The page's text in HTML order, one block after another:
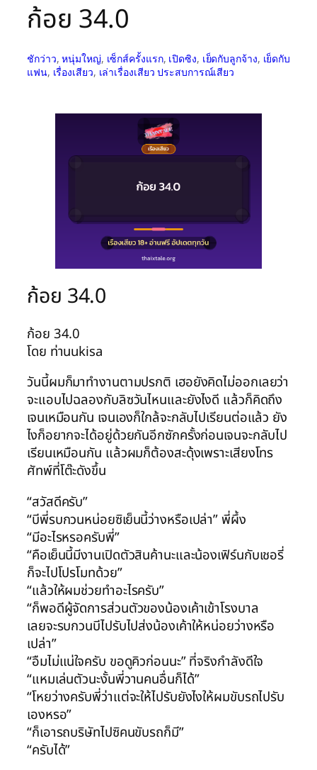
ก้อย 34.0
ชักว่าว, หนุ่มใหญ่, เซ็กส์ครั้งแรก, เปิดซิง, เย็ดกับลูกจ้าง, เย็ดกับ
แฟน, เรื่องเสียว, เล่าเรื่องเสียว ประสบการณ์เสียว
ก้อย 34.0
ก้อย 34.0
โดย ท่านukisa
วันนี้ผมก็มาทำงานตามปรกติ เฮอยังคิดไม่ออกเลยว่า
จะแอบไปฉลองกับลิซวันไหนและยังไงดี แล้วก็คิดถึง
เจนเหมือนกัน เจนเองก็ใกล้จะกลับไปเรียนต่อแล้ว ยัง
ไงก็อยากจะได้อยู่ด้วยกันอีกซักครั้งก่อนเจนจะกลับไป
เรียนเหมือนกัน แล้วผมก็ต้องสะดุ้งเพราะเสียงโทร
ศัทพ์ที่โต๊ะดังขึ้น
“สวัสดีครับ”
“บีพี่รบกวนหน่อยซิเย็นนี้ว่างหรือเปล่า” พี่ผึ้ง
“มีอะไรหรอครับพี่”
“คือเย็นนี้มีงานเปิดตัวสินค้านะและน้องเฟิร์นกับเชอรี่
ก็จะไปโปรโมทด้วย”
“แล้วให้ผมช่วยทำอะไรครับ”
“ก็พอดีผู้จัดการส่วนตัวของน้องเค้าเข้าโรงบาล
เลยจะรบกวนบีไปรับไปส่งน้องเค้าให้หน่อยว่างหรือ
เปล่า”
“อืมไม่แน่ใจครับ ขอดูคิวก่อนนะ” ที่จริงกำลังดีใจ
“แหมเล่นตัวนะงั้นพี่วานคนอื่นก็ได้”
“โหยว่างครับพี่ว่าแต่จะให้ไปรับยังไงให้ผมขับรถไปรับ
เองหรอ”
“ก็เอารถบริษัทไปซิคนขับรถก็มี”
“ครับได้”